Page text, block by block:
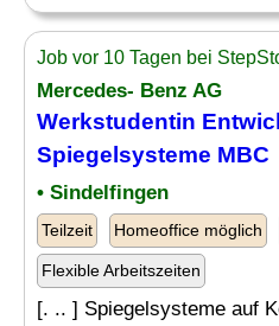
Job vor 10 Tagen bei
Mercedes- Benz AG
Werkstudentin
Spiegelsysteme MBC
• Sindelfingen
Teilzeit Homeoffice möglich
Flexible Arbeitszeiten
[. .. ] Spiegelsysteme auf